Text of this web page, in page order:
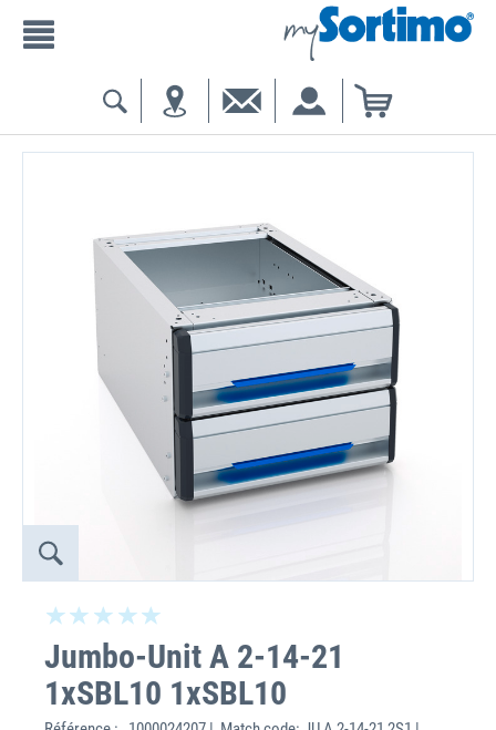
Jumbo-Unit A 2-14-21
1xSBL10 1xSBL10